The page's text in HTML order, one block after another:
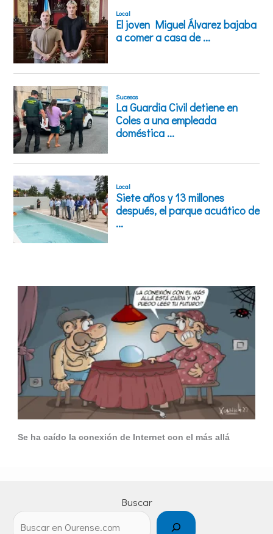
Se ha caído la conexión de Internet con el más allá
Buscar